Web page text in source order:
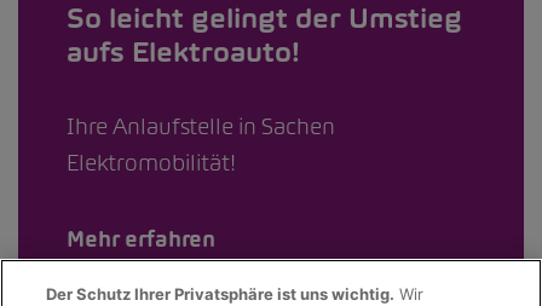
So leicht gelingt der Umstieg
aufs Elektroauto!
Ihre Anlaufstelle in Sachen
Elektromobilität!
Mehr erfahren
Der Schutz Ihrer Privatsphäre ist uns wichtig. Wir